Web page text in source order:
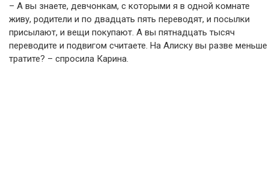
– А вы знаете, девчонкам, с которыми я в одной комнате
живу, родители и по двадцать пять переводят, и посылки
присылают, и вещи покупают. А вы пятнадцать тысяч
переводите и подвигом считаете. На Алиску вы разве меньше
тратите? – спросила Карина.